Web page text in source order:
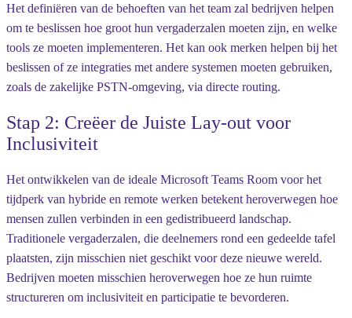
Het definiëren van de behoeften van het team zal bedrijven helpen
om te beslissen hoe groot hun vergaderzalen moeten zijn, en welke
tools ze moeten implementeren. Het kan ook merken helpen bij het
beslissen of ze integraties met andere systemen moeten gebruiken,
zoals de zakelijke PSTN-omgeving, via directe routing.
Stap 2: Creëer de Juiste Lay-out voor
Inclusiviteit
Het ontwikkelen van de ideale Microsoft Teams Room voor het
tijdperk van hybride en remote werken betekent heroverwegen hoe
mensen zullen verbinden in een gedistribueerd landschap.
Traditionele vergaderzalen, die deelnemers rond een gedeelde tafel
plaatsten, zijn misschien niet geschikt voor deze nieuwe wereld.
Bedrijven moeten misschien heroverwegen hoe ze hun ruimte
structureren om inclusiviteit en participatie te bevorderen.